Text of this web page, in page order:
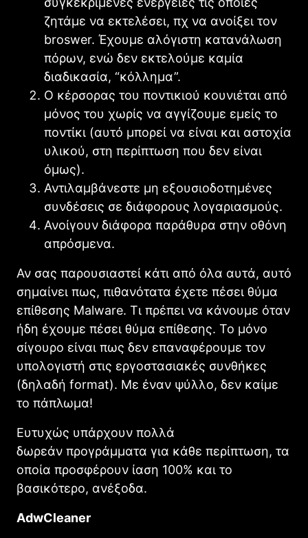
ζητάμε να εκτελέσει, πχ να ανοίξει τον
broswer. Έχουμε αλόγιστη κατανάλωση
πόρων, ενώ δεν εκτελούμε καμία
διαδικασία, “κόλλημα”.
Ο κέρσορας του ποντικιού κουνιέται από
μόνος του χωρίς να αγγίζουμε εμείς το
ποντίκι (αυτό μπορεί να είναι και αστοχία
υλικού, στη περίπτωση που δεν είναι
όμως).
Αντιλαμβάνεστε μη εξουσιοδοτημένες
συνδέσεις σε διάφορους λογαριασμούς.
Ανοίγουν διάφορα παράθυρα στην οθόνη
απρόσμενα.
Αν σας παρουσιαστεί κάτι από όλα αυτά, αυτό
σημαίνει πως, πιθανότατα έχετε πέσει θύμα
επίθεσης Malware. Τι πρέπει να κάνουμε όταν
ήδη έχουμε πέσει θύμα επίθεσης. Το μόνο
σίγουρο είναι πως δεν επαναφέρουμε τον
υπολογιστή στις εργοστασιακές συνθήκες
(δηλαδή format). Με έναν ψύλλο, δεν καίμε
το πάπλωμα!
Ευτυχώς υπάρχουν πολλά
δωρεάν προγράμματα για κάθε περίπτωση, τα
οποία προσφέρουν ίαση 100% και το
βασικότερο, ανέξοδα.
AdwCleaner